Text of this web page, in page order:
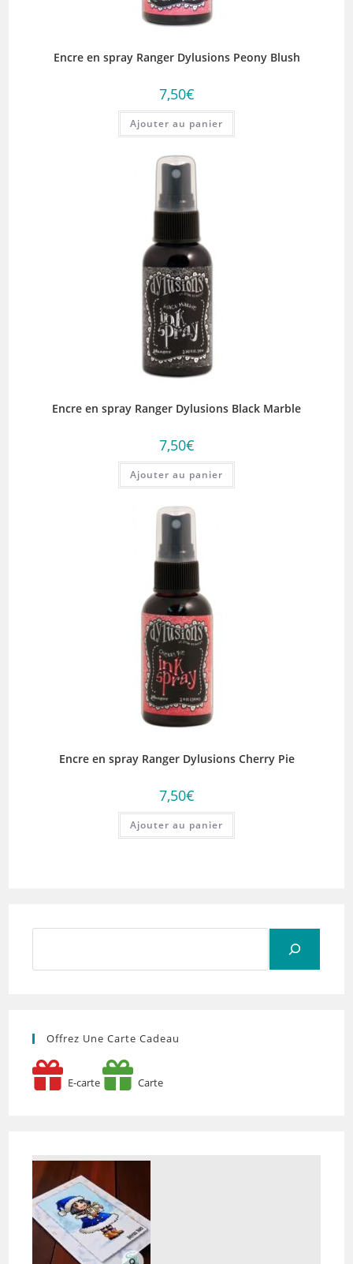
Encre en spray Ranger Dylusions Peony Blush
7,50€
Ajouter au panier
Encre en spray Ranger Dylusions Black Marble
7,50€
Ajouter au panier
Encre en spray Ranger Dylusions Cherry Pie
7,50€
Ajouter au panier
Offrez Une Carte Cadeau
E-carte Carte